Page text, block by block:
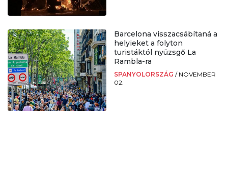
Barcelona visszacsábítaná a
helyieket a folyton
turistáktól nyüzsgő La
Rambla-ra
SPANYOLORSZÁG / NOVEMBER
02.